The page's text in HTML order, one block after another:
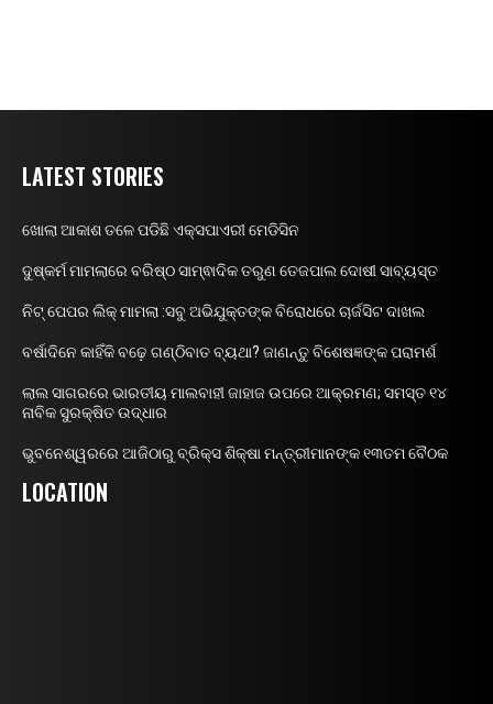
LATEST STORIES
ଖୋଲା ଆକାଶ ତଳେ ପଡିଛି ଏକ୍ସପାଏରୀ ମେଡିସିନ
ଦୁଷ୍କର୍ମ ମାମଲାରେ ବରିଷ୍ଠ ସାମ୍ଵାଦିକ ତରୁଣ ତେଜପାଲ ଦୋଷୀ ସାବ୍ୟସ୍ତ
ନିଟ୍ ପେପର ଲିକ୍ ମାମଲା :ସବୁ ଅଭିଯୁକ୍ତଙ୍କ ବିରୋଧରେ ଚାର୍ଜସିଟ ଦାଖଲ
ବର୍ଷାଦିନେ କାହିଁକି ବଢ଼େ ଗଣ୍ଠିବାତ ବ୍ୟଥା? ଜାଣନ୍ତୁ ବିଶେଷଜ୍ଞଙ୍କ ପରାମର୍ଶ
ଲାଲ ସାଗରରେ ଭାରତୀୟ ମାଲବାହୀ ଜାହାଜ ଉପରେ ଆକ୍ରମଣ; ସମସ୍ତ ୧୪
ନାବିକ ସୁରକ୍ଷିତ ଉଦ୍ଧାର
ଭୁବନେଶ୍ୱରରେ ଆଜିଠାରୁ ବ୍ରିକ୍ସ ଶିକ୍ଷା ମନ୍ତ୍ରୀମାନଙ୍କ ୧୩ତମ ବୈଠକ
LOCATION